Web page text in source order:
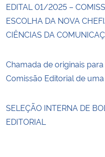
Planalto
EDITAL 01/2025 –
ESCOLHA DA NOVA
CIÊNCIAS DA
Chamada de originais
Comissão Editorial de
SELEÇÃO INTERNA DE
EDITORIAL